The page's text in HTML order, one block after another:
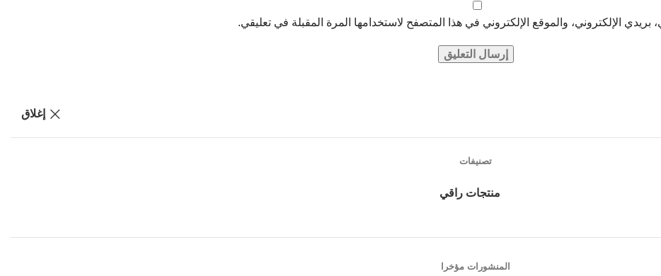
الإلكتروني، والموقع الإلكتروني في هذا المتصفح لاستخدامها المرة المقبلة في تعليقي.
إغلاق
تصنيفات
منتجات راقي
المنشورات مؤخرا